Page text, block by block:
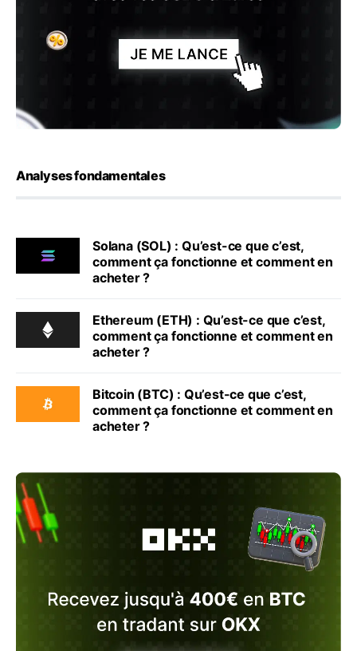
Analyses fondamentales
Solana (SOL) : Qu’est-ce que c’est,
comment ça fonctionne et comment en
acheter ?
Ethereum (ETH) : Qu’est-ce que c’est,
comment ça fonctionne et comment en
acheter ?
Bitcoin (BTC) : Qu’est-ce que c’est,
comment ça fonctionne et comment en
acheter ?